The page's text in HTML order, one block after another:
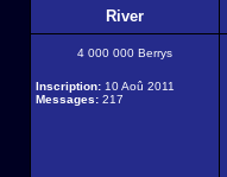
River
4 000 000 Berrys
Inscription: 10 Aoû 2011
Messages: 217